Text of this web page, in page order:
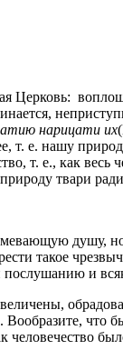
Церковь:
нарицати их
е. нашу
т. е., как
твари ради
душу,
такое
и